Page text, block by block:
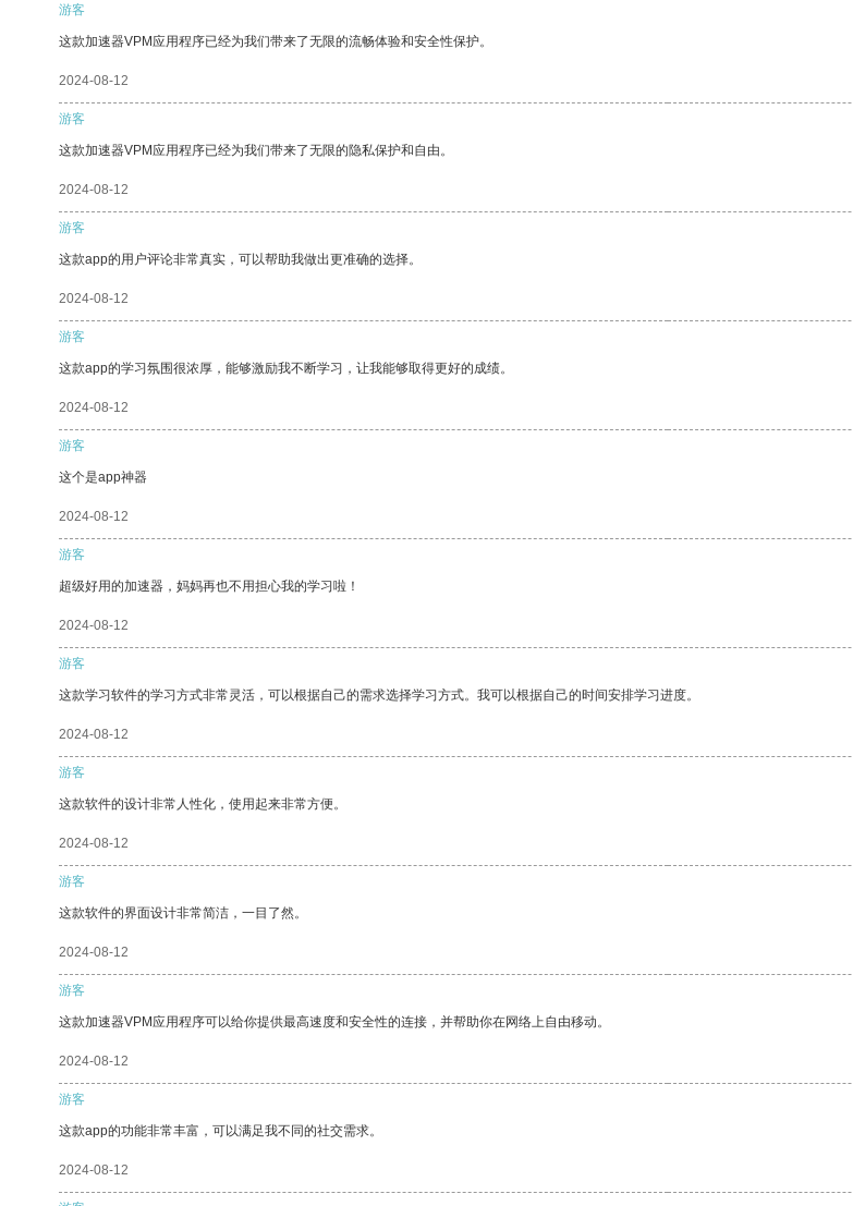
游客
这款加速器VPM应用程序已经为我们带来了无限的流畅体验和安全性保护。
2024-08-12
游客
这款加速器VPM应用程序已经为我们带来了无限的隐私保护和自由。
2024-08-12
游客
这款app的用户评论非常真实，可以帮助我做出更准确的选择。
2024-08-12
游客
这款app的学习氛围很浓厚，能够激励我不断学习，让我能够取得更好的成绩。
2024-08-12
游客
这个是app神器
2024-08-12
游客
超级好用的加速器，妈妈再也不用担心我的学习啦！
2024-08-12
游客
这款学习软件的学习方式非常灵活，可以根据自己的需求选择学习方式。我可以根据自己的时间安排学习进度。
2024-08-12
游客
这款软件的设计非常人性化，使用起来非常方便。
2024-08-12
游客
这款软件的界面设计非常简洁，一目了然。
2024-08-12
游客
这款加速器VPM应用程序可以给你提供最高速度和安全性的连接，并帮助你在网络上自由移动。
2024-08-12
游客
这款app的功能非常丰富，可以满足我不同的社交需求。
2024-08-12